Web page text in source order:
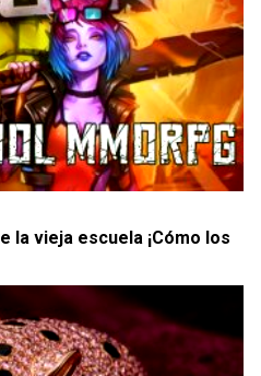
la vieja escuela ¡Cómo los